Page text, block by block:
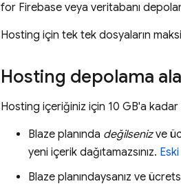
for Firebase veya veritabanı
Hosting için tek tek dosyaların
Hosting depolama
Hosting içeriğiniz için 10 GB'a
Blaze planında değilsenizve
yeni içerik dağıtamazsınız.
Blaze planındaysanız ve